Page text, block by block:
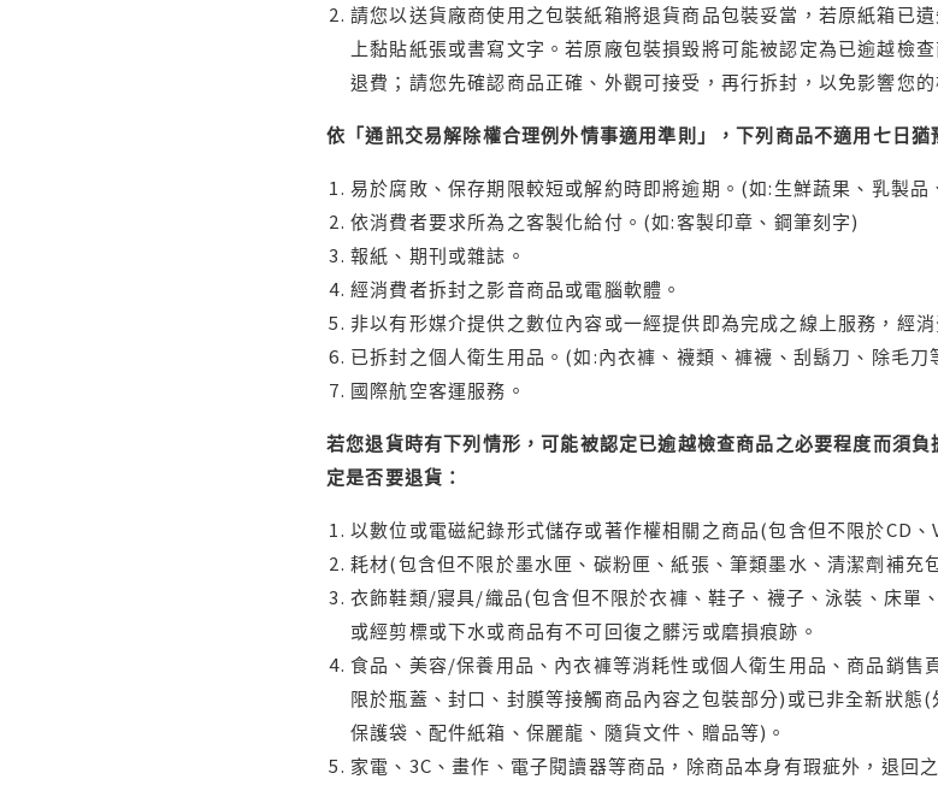
請您以送貨廠商使用之包裝紙箱將退貨商品包裝妥當，若原紙箱已
上黏貼紙張或書寫文字。若原廠包裝損毀將可能被認定為已逾越檢
退費；請您先確認商品正確、外觀可接受，再行拆封，以免影響您
依「通訊交易解除權合理例外情事適用準則」，下列商品不適用七日
易於腐敗、保存期限較短或解約時即將逾期。(如:生鮮蔬果、乳製品
依消費者要求所為之客製化給付。(如:客製印章、鋼筆刻字)
報紙、期刊或雜誌。
經消費者拆封之影音商品或電腦軟體。
非以有形媒介提供之數位內容或一經提供即為完成之線上服務，經
已拆封之個人衛生用品。(如:內衣褲、襪類、褲襪、刮鬍刀、除毛刀
國際航空客運服務。
若您退貨時有下列情形，可能被認定已逾越檢查商品之必要程度而須
定是否要退貨：
以數位或電磁紀錄形式儲存或著作權相關之商品(包含但不限於CD
耗材(包含但不限於墨水匣、碳粉匣、紙張、筆類墨水、清潔劑補充
衣飾鞋類/寢具/織品(包含但不限於衣褲、鞋子、襪子、泳裝、床單
或經剪標或下水或商品有不可回復之髒污或磨損痕跡。
食品、美容/保養用品、內衣褲等消耗性或個人衛生用品、商品銷
限於瓶蓋、封口、封膜等接觸商品內容之包裝部分)或已非全新狀
保護袋、配件紙箱、保麗龍、隨貨文件、贈品等)。
家電、3C、畫作、電子閱讀器等商品，除商品本身有瑕疵外，退